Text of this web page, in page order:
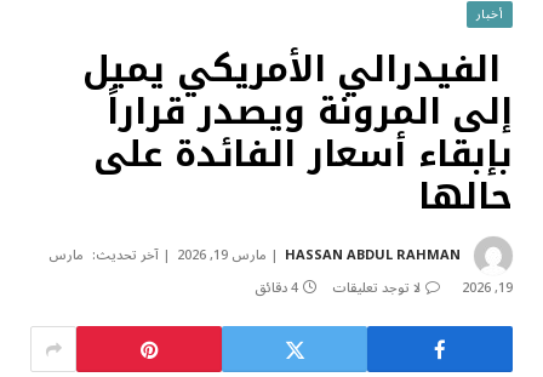
أخبار
الفيدرالي الأمريكي يميل
إلى المرونة ويصدر قراراً
بإبقاء أسعار الفائدة على
حالها
HASSAN ABDUL RAHMAN مارس 19, 2026 آخر تحديث: مارس
19, 2026
لا توجد تعليقات 4 دقائق